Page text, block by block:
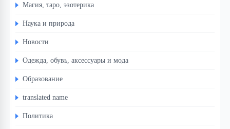
Магия, таро, эзотерика
Наука и природа
Новости
Одежда, обувь, аксессуары и мода
Образование
translated name
Политика